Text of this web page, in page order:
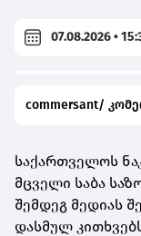
07.08.2026 •
commersant/
საქართველოს
მცველი საბა
შემდეგ მედიას
დასმულ